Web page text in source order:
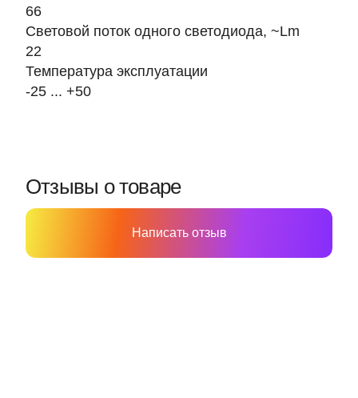
66
Световой поток одного светодиода, ~Lm
22
Температура эксплуатации
-25 ... +50
Отзывы о товаре
Написать отзыв